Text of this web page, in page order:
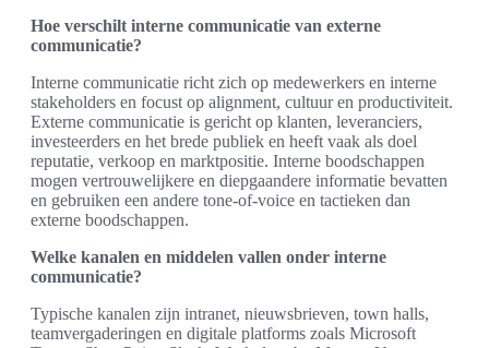
Hoe verschilt interne communicatie van externe
communicatie?
Interne communicatie richt zich op medewerkers en interne
stakeholders en focust op alignment, cultuur en productiviteit.
Externe communicatie is gericht op klanten, leveranciers,
investeerders en het brede publiek en heeft vaak als doel
reputatie, verkoop en marktpositie. Interne boodschappen
mogen vertrouwelijkere en diepgaandere informatie bevatten
en gebruiken een andere tone-of-voice en tactieken dan
externe boodschappen.
Welke kanalen en middelen vallen onder interne
communicatie?
Typische kanalen zijn intranet, nieuwsbrieven, town halls,
teamvergaderingen en digitale platforms zoals Microsoft